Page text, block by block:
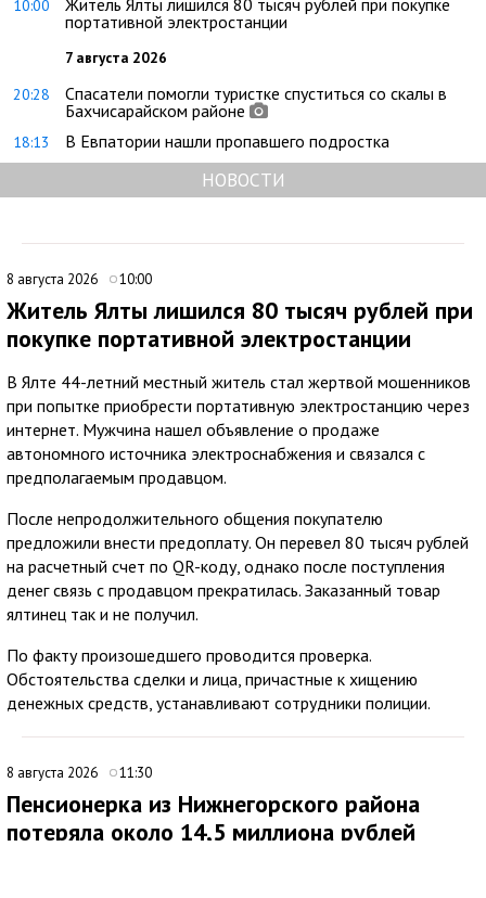
10:00
портативной электростанции
7 августа 2026
20:28
Спасатели помогли туристке спуститься со скалы в
Бахчисарайском районе
18:13 В Евпатории нашли пропавшего подростка
НОВОСТИ
8 августа 2026 10:00
Житель Ялты лишился 80 тысяч рублей при
покупке портативной электростанции
В Ялте 44-летний местный житель стал жертвой мошенников
при попытке приобрести портативную электростанцию через
интернет. Мужчина нашел объявление о продаже
автономного источника электроснабжения и связался с
предполагаемым продавцом.
После непродолжительного общения покупателю
предложили внести предоплату. Он перевел 80 тысяч рублей
на расчетный счет по QR-коду, однако после поступления
денег связь с продавцом прекратилась. Заказанный товар
ялтинец так и не получил.
По факту произошедшего проводится проверка.
Обстоятельства сделки и лица, причастные к хищению
денежных средств, устанавливают сотрудники полиции.
8 августа 2026 11:30
Пенсионерка из Нижнегорского района
потеряла около 14,5 миллиона рублей